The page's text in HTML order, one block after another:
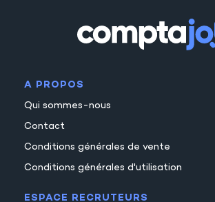
18
22
23
A PROPOS
Qui sommes-nous
Contact
Conditions générales de vente
Conditions générales d'utilisation
ESPACE RECRUTEURS